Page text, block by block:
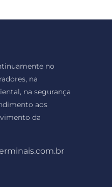
no
na
na segurança
aos
da